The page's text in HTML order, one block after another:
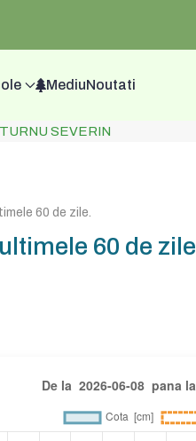
MediuNoutati
TURNU SEVERIN
60 de zile.
60 de zile